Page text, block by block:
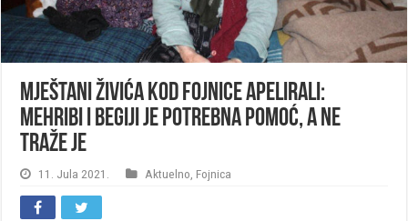
Mještani Živića kod Fojnice apelirali:
Mehribi i Begiji je potrebna pomoć, a ne
traže je
11. Jula 2021. Aktuelno Fojnica